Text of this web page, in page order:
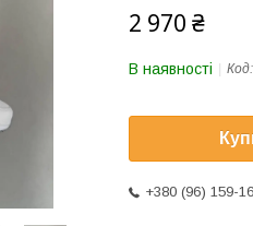
2 970 ₴
В наявності Код:
+380 (96) 159-